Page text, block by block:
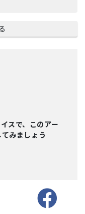
スで、このアー
みましょう